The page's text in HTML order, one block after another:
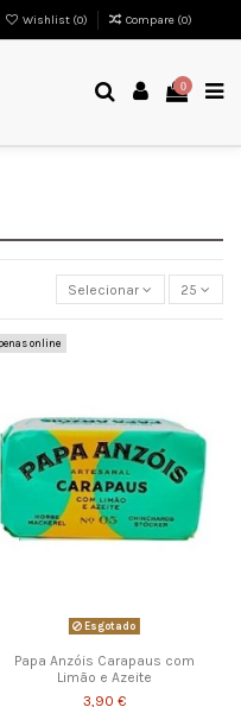
Wishlist (0) Compare (0)
0
Selecionar 25
online
Esgotado
Papa Anzóis Carapaus com
Limão e Azeite
3,90 €